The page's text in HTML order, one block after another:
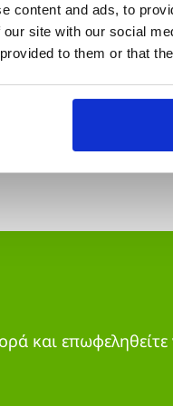
content and ads, to
site with our social
to them or that
220,00 €
και επωφεληθείτε